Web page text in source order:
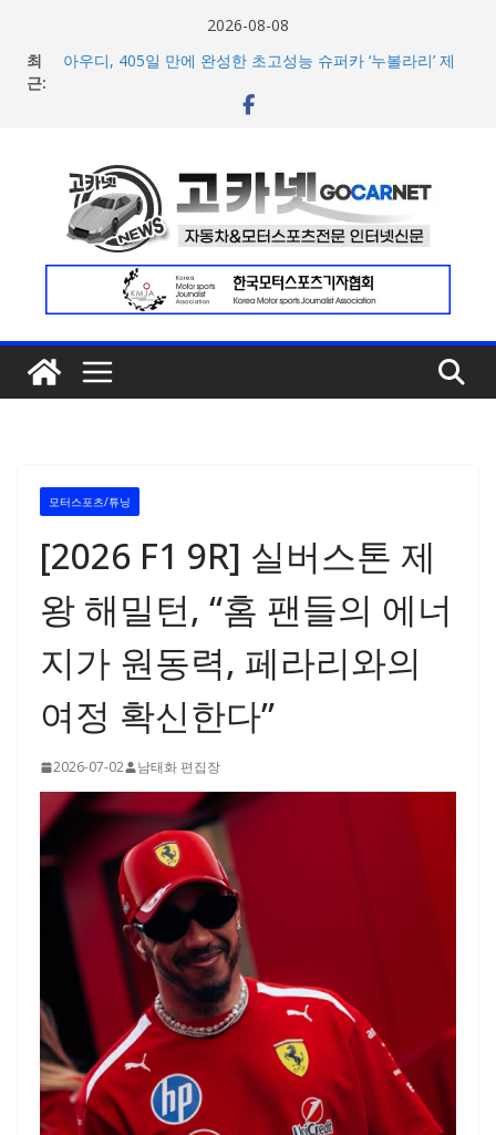
2026-08-08
최
근:
아우디, 405일 만에 완성한 초고성능 슈퍼카 ‘누볼라리’ 제
벤틀리, 첫 순수 전기 어반 럭셔리 SUV 토르칼 탑재될 ‘큐레
비 솔루션 제안
한온시스템, 캐나다 정부로부터 1,000만 캐나다달러 규모
지원 확보
넥센타이어 주최 ‘2026 스피드웨이 모터 페스티벌’ 3R 나이
트 페스티벌 8일 용인 개최
모터스포츠/튜닝
[2026 F1 9R] 실버스톤 제
왕 해밀턴, “홈 팬들의 에너
지가 원동력, 페라리와의
여정 확신한다”
2026-07-02 남태화 편집장